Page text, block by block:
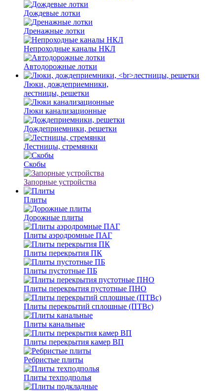
Дождевые лотки
Дренажные лотки
Непроходные каналы НКЛ
Автодорожные лотки
Люки, дождеприемники,
лестницы, решетки
Люки канализационные
Дождеприемники, решетки
Лестницы, стремянки
Скобы
Запорные устройства
Плиты
Дорожные плиты
Плиты аэродромные ПАГ
Плиты перекрытия ПК
Плиты пустотные ПБ
Плиты перекрытия пустотные ПНО
Плиты перекрытий сплошные (ПТВс)
Плиты канальные
Плиты перекрытия камер ВП
Ребристые плиты
Плиты техподполья